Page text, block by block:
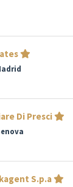
Di Presci
S.p.a